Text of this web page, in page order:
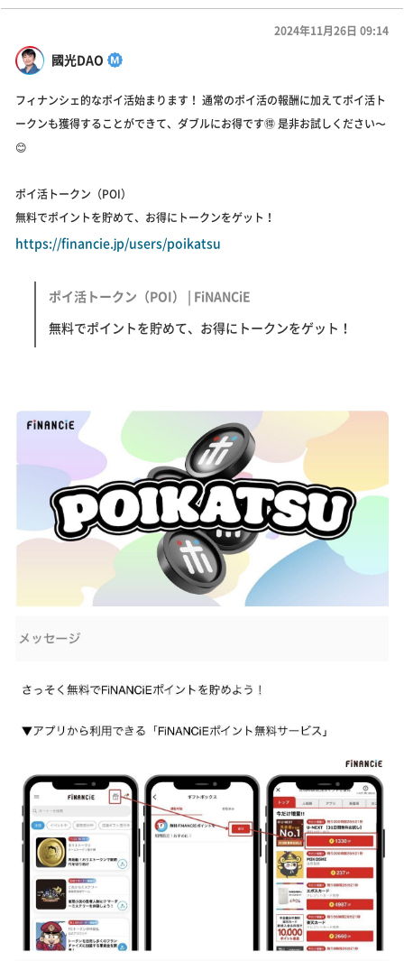
國光DAO
2024年11月26日 09:14
フィナンシェ的なポイ活始まります！ 通常のポイ活の報酬に加えてポイ活ト
ークンも獲得することができて、ダブルにお得です🉐 是非お試しください〜
😊
ポイ活トークン（POI）
無料でポイントを貯めて、お得にトークンをゲット！
https://financie.jp/users/poikatsu
ポイ活トークン（POI） | FiNANCiE
無料でポイントを貯めて、お得にトークンをゲット！